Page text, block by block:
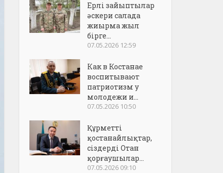
Ерлі зайыптылар
әскери салада
жиырма жыл
бірге...
07.05.2026 12:59
Как в Костанае
воспитывают
патриотизм у
молодежи и...
07.05.2026 10:50
Құрметті
қостанайлықтар,
сіздерді Отан
қорғаушылар...
07.05.2026 09:10